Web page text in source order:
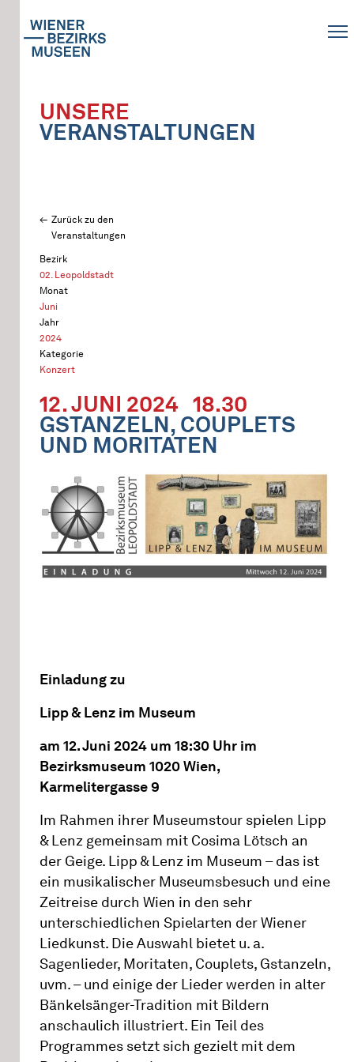
UNSERE
VERANSTALTUNGEN
Zurück zu den
Veranstaltungen
Bezirk
02. Leopoldstadt
Monat
Juni
Jahr
2024
Kategorie
Konzert
12. JUNI 2024 18.30
GSTANZELN, COUPLETS
UND MORITATEN
Einladung zu
Lipp & Lenz im Museum
am 12. Juni 2024 um 18:30 Uhr im
Bezirksmuseum 1020 Wien,
Karmelitergasse 9
Im Rahmen ihrer Museumstour spielen Lipp
& Lenz gemeinsam mit Cosima Lötsch an
der Geige. Lipp & Lenz im Museum – das ist
ein musikalischer Museumsbesuch und eine
Zeitreise durch Wien in den sehr
unterschiedlichen Spielarten der Wiener
Liedkunst. Die Auswahl bietet u. a.
Sagenlieder, Moritaten, Couplets, Gstanzeln,
uvm. – und einige der Lieder werden in alter
Bänkelsänger-Tradition mit Bildern
anschaulich illustriert. Ein Teil des
Programmes setzt sich gezielt mit dem